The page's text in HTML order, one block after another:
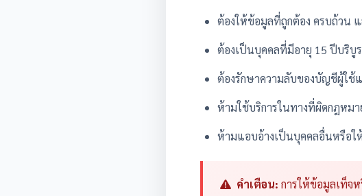
ต้องให้ข้อมูลที่ถูกต้อง ครบถ้วน แ
ต้องเป็นบุคคลที่มีอายุ 15 ปีบริบู
ต้องรักษาความลับของบัญชีผู้ใช้
ห้ามใช้บริการในทางที่ผิดกฎหม
ห้ามแอบอ้างเป็นบุคคลอื่นหรือใ
คำเตือน: การให้ข้อมูลเท็จ